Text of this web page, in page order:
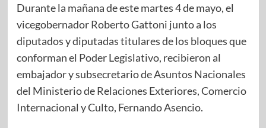
Durante la mañana de este martes 4 de mayo, el
vicegobernador Roberto Gattoni junto a los
diputados y diputadas titulares de los bloques que
conforman el Poder Legislativo, recibieron al
embajador y subsecretario de Asuntos Nacionales
del Ministerio de Relaciones Exteriores, Comercio
Internacional y Culto, Fernando Asencio.